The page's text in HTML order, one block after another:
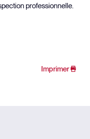
professionnelle.
Imprimer